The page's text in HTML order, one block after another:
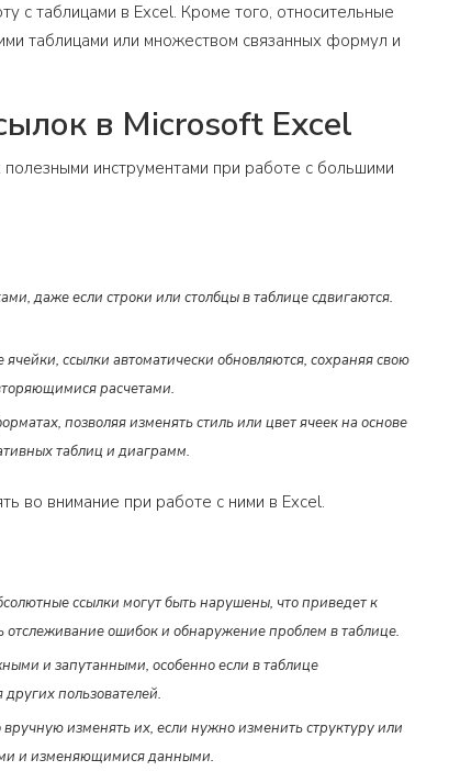
с таблицами в Excel. Кроме того, относительные
таблицами или множеством связанных формул и
в Microsoft Excel
инструментами при работе с большими
даже если строки или столбцы в таблице сдвигаются.
ссылки автоматически обновляются, сохраняя свою
расчетами.
позволяя изменять стиль или цвет ячеек на основе
таблиц и диаграмм.
во внимание при работе с ними в Excel.
ссылки могут быть нарушены, что приведет к
ошибок и обнаружение проблем в таблице.
и запутанными, особенно если в таблице
пользователей.
изменять их, если нужно изменить структуру или
и изменяющимися данными.